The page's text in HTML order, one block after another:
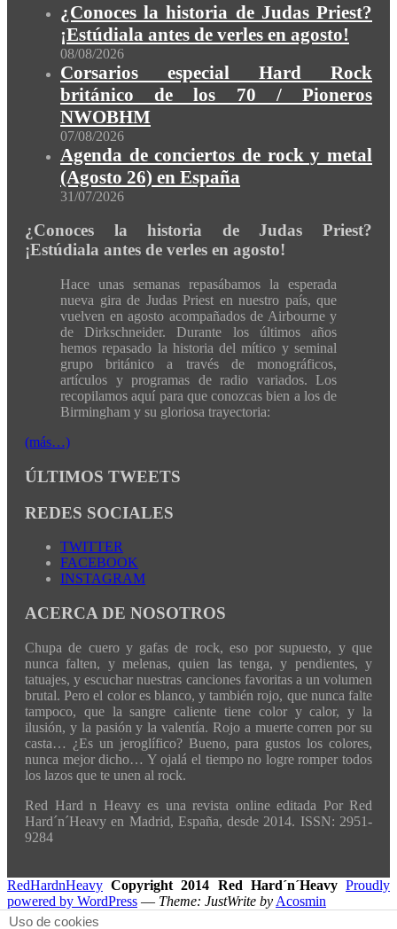
¿Conoces la historia de Judas Priest?
¡Estúdiala antes de verles en agosto!
08/08/2026
Corsarios especial Hard Rock
británico de los 70 / Pioneros
NWOBHM
07/08/2026
Agenda de conciertos de rock y metal
(Agosto 26) en España
31/07/2026
¿Conoces la historia de Judas Priest?
¡Estúdiala antes de verles en agosto!
Hace unas semanas repasábamos la esperada
nueva gira de Judas Priest en nuestro país, que
vuelven en agosto acompañados de Airbourne y
de Dirkschneider. Durante los últimos años
hemos repasado la historia del mítico y seminal
grupo británico a través de monográficos,
artículos y programas de radio variados. Los
recopilamos aquí para que conozcas bien a los de
Birmingham y su gloriosa trayectoria:
(más…)
ÚLTIMOS TWEETS
REDES SOCIALES
TWITTER
FACEBOOK
INSTAGRAM
ACERCA DE NOSOTROS
Chupa de cuero y gafas de rock, eso por supuesto, y que
nunca falten, y melenas, quien las tenga, y pendientes, y
tatuajes, y escuchar nuestras canciones favoritas a un volumen
brutal. Pero el color es blanco, y también rojo, que nunca falte
tampoco, que la sangre caliente tiene color y calor, y la
ilusión, y la pasión y la valentía. Rojo a muerte corren por su
casta… ¿Es un jeroglífico? Bueno, para gustos los colores,
nunca mejor dicho… Y ojalá el tiempo no logre romper todos
los lazos que te unen al rock.
Red Hard n Heavy es una revista online editada Por Red
Hard´n´Heavy en Madrid, España, desde 2014. ISSN: 2951-
9284
RedHardnHeavy Copyright 2014 Red Hard´n´Heavy Proudly
powered by WordPress — Theme: JustWrite by Acosmin
Uso de cookies